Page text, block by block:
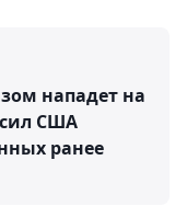
нападет на
США
ранее